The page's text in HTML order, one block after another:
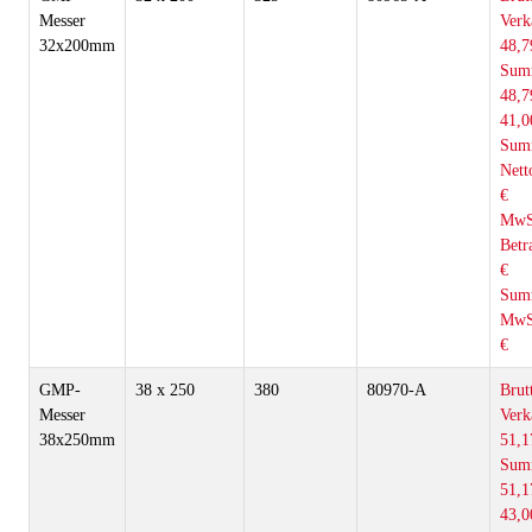
Messer
32x200mm
€
€
€
GMP-
Messer
38x250mm
38 x 250 380 80970-A